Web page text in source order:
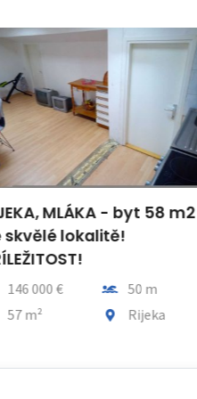
MLÁKA - byt 58 m2
lokalitě!
000 € Vzdálenost od moře
50 m
celkem
m² Obec, část obce
Rijeka